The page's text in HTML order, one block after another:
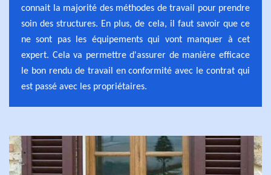
connait la majorité des méthodes de travail pour prendre
soin des structures. En plus, de cela, il faut savoir que ce
ne sont pas les équipements qui vont manquer à cet
expert. Cela va permettre d'assurer de manière efficace
le bon rendu de travail en conformité avec le contrat qui
est passé avec les propriétaires.